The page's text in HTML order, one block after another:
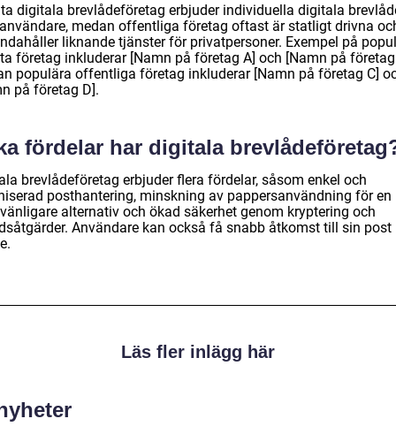
digitala brevlådeföretag erbjuder individuella digitala
medan offentliga företag oftast är statligt drivna
liknande tjänster för privatpersoner. Exempel på
företag inkluderar [Namn på företag A] och [Namn på företag
populära offentliga företag inkluderar [Namn på företag C]
på företag D].
fördelar har digitala
brevlådeföretag erbjuder flera fördelar, såsom enkel och
posthantering, minskning av pappersanvändning för en
alternativ och ökad säkerhet genom kryptering och
Användare kan också få snabb åtkomst till sin post
Läs fler inlägg här